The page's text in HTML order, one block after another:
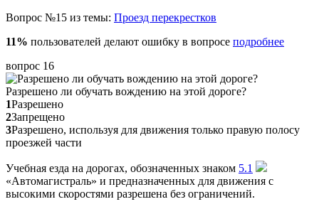
Вопрос №15 из темы: Проезд перекрестков
11% пользователей делают ошибку в вопросе подробнее
вопрос 16
Разрешено ли обучать вождению на этой дороге?
1Разрешено
2Запрещено
3Разрешено, используя для движения только правую полосу
проезжей части
Учебная езда на дорогах, обозначенных знаком 5.1
«Автомагистраль» и предназначенных для движения с
высокими скоростями разрешена без ограничений.